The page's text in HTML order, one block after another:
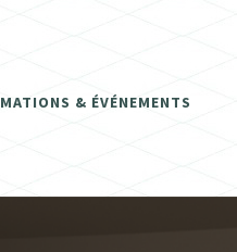
& ÉVÉNEMENTS